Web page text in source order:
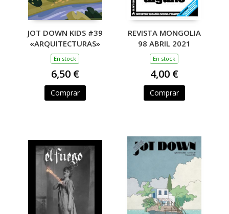
JOT DOWN KIDS #39
«ARQUITECTURAS»
En stock
6,50 €
Comprar
REVISTA MONGOLIA
98 ABRIL 2021
En stock
4,00 €
Comprar